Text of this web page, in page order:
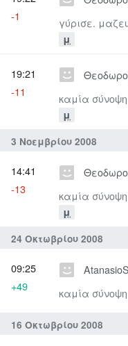
γύρισε.
μ
-1
καμία
μ
19:21
-11
3 Νοεμβρίου 2008
καμία
μ
14:41
-13
24 Οκτωβρίου 2008
καμία
09:25
+49
16 Οκτωβρίου 2008